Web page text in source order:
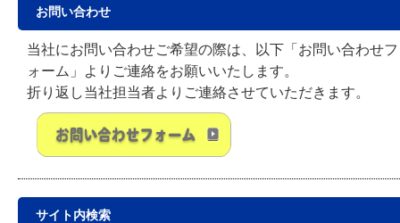
お問い合わせ
当社にお問い合わせご希望の際は、以下「お問い合わせフ
ォーム」よりご連絡をお願いいたします。
折り返し当社担当者よりご連絡させていただきます。
サイト内検索